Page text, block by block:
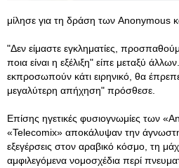
μίλησε για τη δράση των Anonymous
"Δεν είμαστε εγκληματίες,
ποια είναι η εξέλιξη" είπε μεταξύ
εκπροσωπούν κάτι ειρηνικό, θα
μεγαλύτερη απήχηση" πρόσθεσε.
Επίσης ηγετικές φυσιογνωμίες των
«Telecomix» αποκάλυψαν την
εξεγέρσεις στον αραβικό κόσμο, τη
αμφιλεγόμενα νομοσχέδια περί